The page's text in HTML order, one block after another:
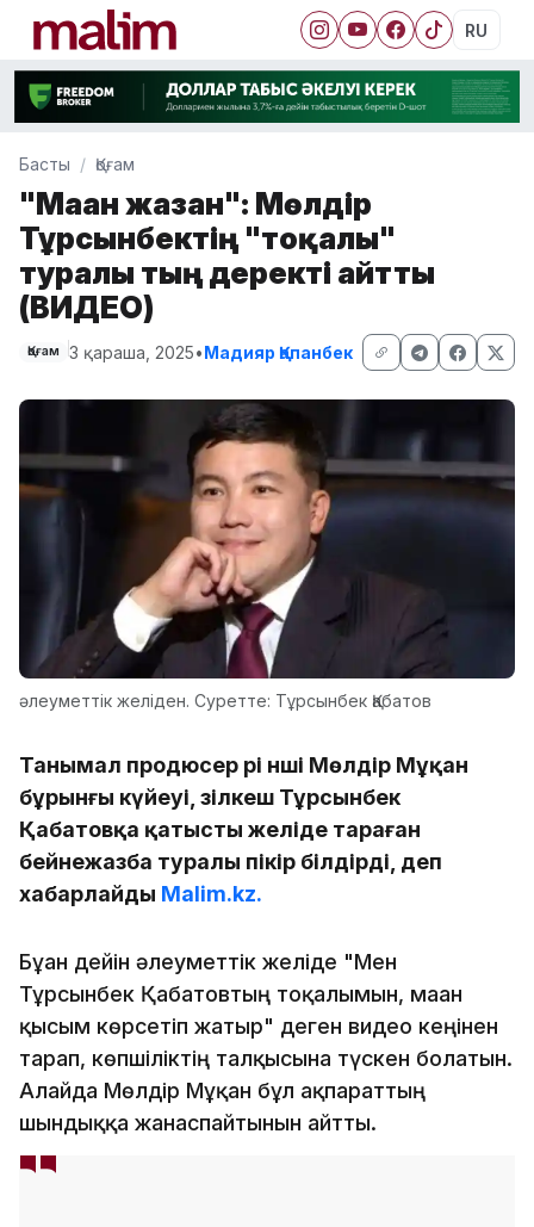
RU
Басты Қоғам
"Маған жазған": Мөлдір
Тұрсынбектің "тоқалы"
туралы тың деректі айтты
(ВИДЕО)
Қоғам 3 қараша, 2025•Мадияр Қапанбек
әлеуметтік желіден. Суретте: Тұрсынбек Қабатов
Танымал продюсер әрі әнші Мөлдір Мұқан
бұрынғы күйеуі, әзілкеш Тұрсынбек
Қабатовқа қатысты желіде тараған
бейнежазба туралы пікір білдірді, деп
хабарлайды Malim.kz.
Бұған дейін әлеуметтік желіде "Мен
Тұрсынбек Қабатовтың тоқалымын, маған
қысым көрсетіп жатыр" деген видео кеңінен
тарап, көпшіліктің талқысына түскен болатын.
Алайда Мөлдір Мұқан бұл ақпараттың
шындыққа жанаспайтынын айтты.